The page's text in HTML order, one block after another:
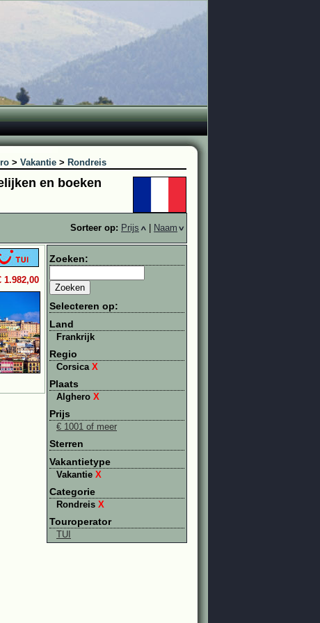
> Vakantie > Rondreis
en boeken
Sorteer op: Prijs Naam
1.982,00
Zoeken:
Selecteren op:
Land
Frankrijk
Regio
Corsica X
Plaats
Alghero X
Prijs
€ 1001 of meer
Sterren
Vakantietype
Vakantie X
Categorie
Rondreis X
Touroperator
TUI